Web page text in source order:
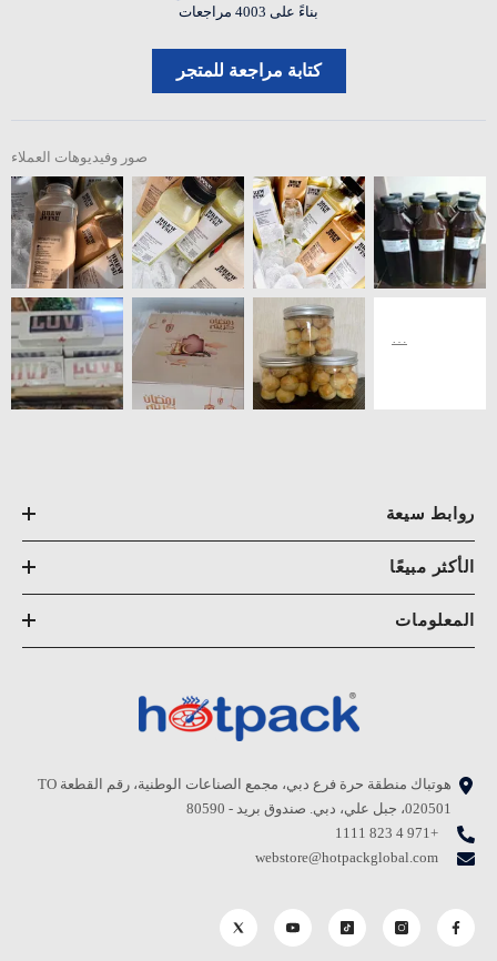
بناءً على 4003 مراجعات
كتابة مراجعة للمتجر
صور وفيديوهات العملاء
روابط سيعة
الأكثر مبيعًا
المعلومات
هوتباك منطقة حرة فرع دبي، مجمع الصناعات الوطنية، رقم القطعة TO
020501، جبل علي، دبي. صندوق بريد - 80590
+971 4 823 1111
webstore@hotpackglobal.com